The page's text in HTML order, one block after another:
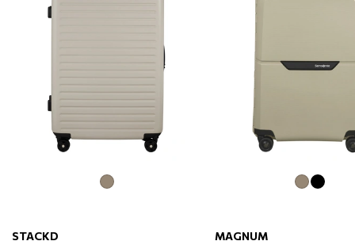
STACKD
MAGNUM